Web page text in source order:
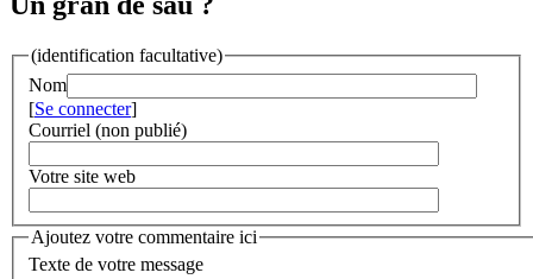
(identification facultative)
Nom
[Se connecter]
Courriel (non publié)
Votre site web
Ajoutez votre commentaire ici
Texte de votre message